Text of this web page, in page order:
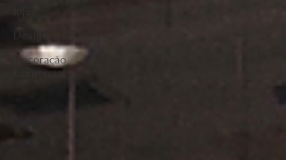
Design
Decoração
Comercial